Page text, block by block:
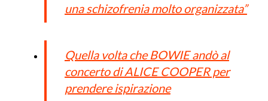
una schizofrenia molto organizzata”
Quella volta che BOWIE andò al
concerto di ALICE COOPER per
prendere ispirazione